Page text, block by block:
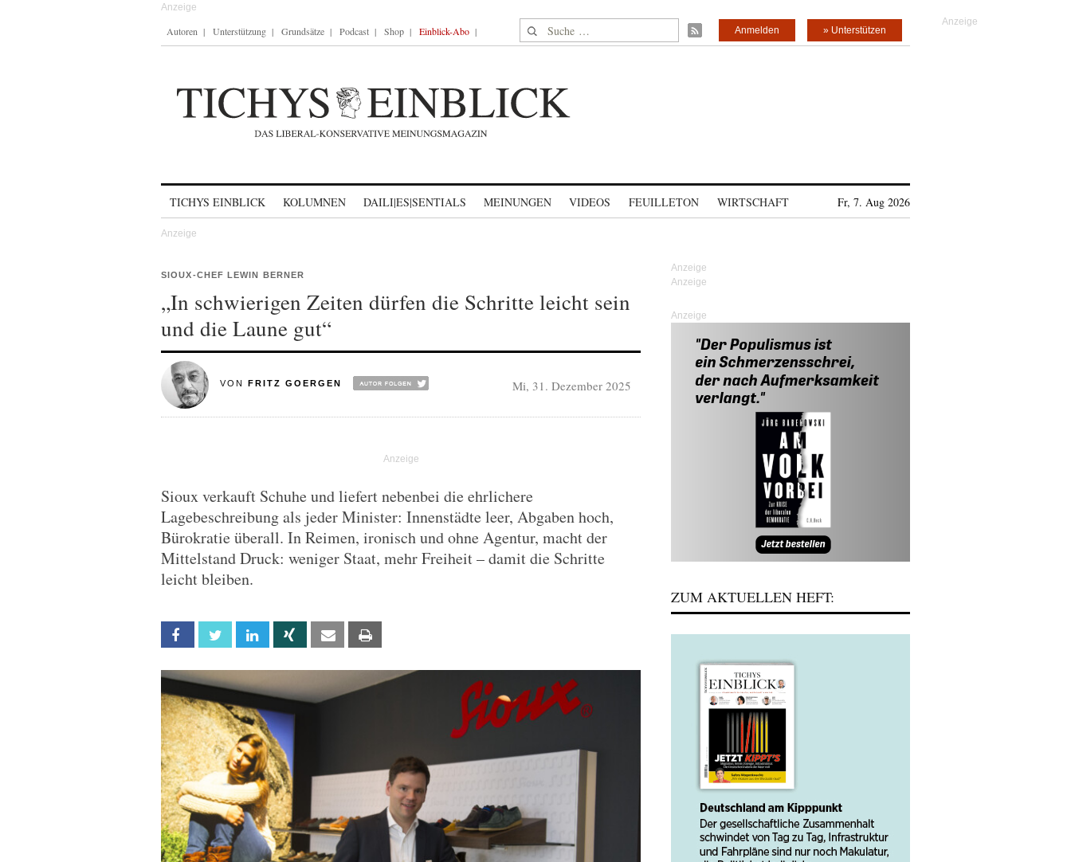
Autoren Unterstützung Grundsätze Podcast Shop Einblick-Abo Suche nach: » Unterstützen
Anmelden
TICHYS EINBLICK KOLUMNEN DAILI|ES|SENTIALS MEINUNGEN VIDEOS FEUILLETON WIRTSCHAFT Fr, 7. Aug 2026
SIOUX-CHEF LEWIN BERNER
„In schwierigen Zeiten dürfen die Schritte leicht sein
und die Laune gut“
VON FRITZ GOERGEN Mi, 31. Dezember 2025
Sioux verkauft Schuhe und liefert nebenbei die ehrlichere
Lagebeschreibung als jeder Minister: Innenstädte leer, Abgaben hoch,
Bürokratie überall. In Reimen, ironisch und ohne Agentur, macht der
Mittelstand Druck: weniger Staat, mehr Freiheit – damit die Schritte
leicht bleiben.
Facebook Twitter Linkedin Xing Email
Anzeige
ZUM AKTUELLEN HEFT: